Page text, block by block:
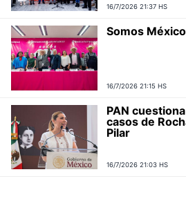
16/7/2026 21:37 HS
Somos
16/7/2026 21:15 HS
PAN
casos de
Pilar
16/7/2026 21:03 HS